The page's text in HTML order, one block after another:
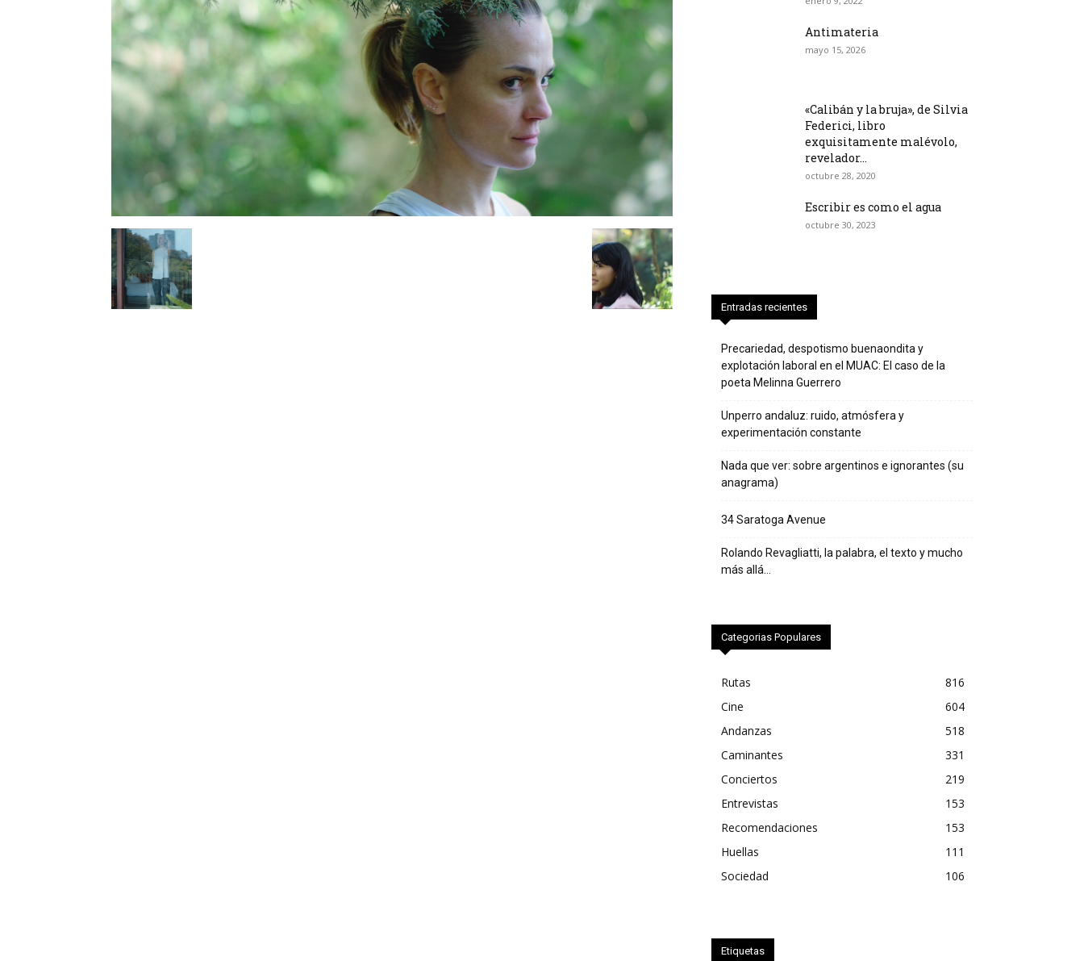
Antimateria
mayo 15, 2026
«Calibán y la bruja», de Silvia
Federici, libro
exquisitamente malévolo,
revelador...
octubre 28, 2020
Escribir es como el agua
octubre 30, 2023
Entradas recientes
Precariedad, despotismo buenaondita y
explotación laboral en el MUAC: El caso de la
poeta Melinna Guerrero
Unperro andaluz: ruido, atmósfera y
experimentación constante
Nada que ver: sobre argentinos e ignorantes (su
anagrama)
34 Saratoga Avenue
Rolando Revagliatti, la palabra, el texto y mucho
más allá…
Categorias Populares
Rutas
816
Cine
604
Andanzas
518
Caminantes
331
Conciertos
219
Entrevistas
153
Recomendaciones
153
Huellas
111
Sociedad
106
Etiquetas